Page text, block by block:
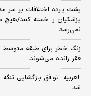
پشت پرده اختلافات بر سر
پزشکیان را خسته کنند/هیچ
نمی‌رسد
زنگ خطر برای طبقه متوسط
فقر رانده می‌شوند
شد